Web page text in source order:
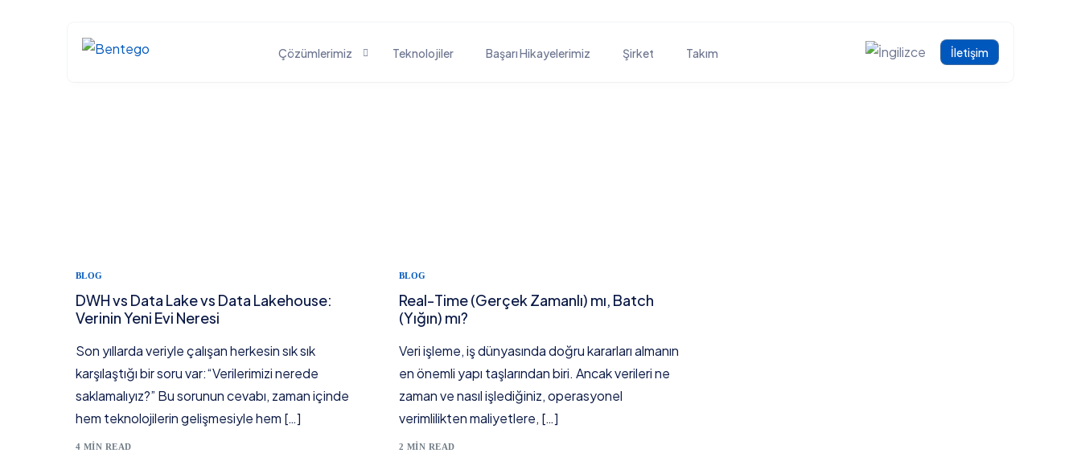
Çözümlerimiz
Data Lake Çözümleri
Yapay Zeka, Makine ve Derin Öğrenme Çözümleri
Özel çözümlere mi ihtiyacınız var?
Bentego’nun uyarlanabilir çözümleri hizmetinizde.
Teknolojiler Başarı Hikayelerimiz Şirket Takım İletişim
BLOG
DWH vs Data Lake vs Data Lakehouse:
Verinin Yeni Evi Neresi
Son yıllarda veriyle çalışan herkesin sık sık
karşılaştığı bir soru var:“Verilerimizi nerede
saklamalıyız?” Bu sorunun cevabı, zaman içinde
hem teknolojilerin gelişmesiyle hem […]
4 MIN READ
BLOG
Real-Time (Gerçek Zamanlı) mı, Batch
(Yığın) mı?
Veri işleme, iş dünyasında doğru kararları almanın
en önemli yapı taşlarından biri. Ancak verileri ne
zaman ve nasıl işlediğiniz, operasyonel
verimlilikten maliyetlere, […]
2 MIN READ